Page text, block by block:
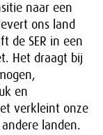
naar een
ons land
de SER in een
Het draagt bij
en
verkleint onze
landen.